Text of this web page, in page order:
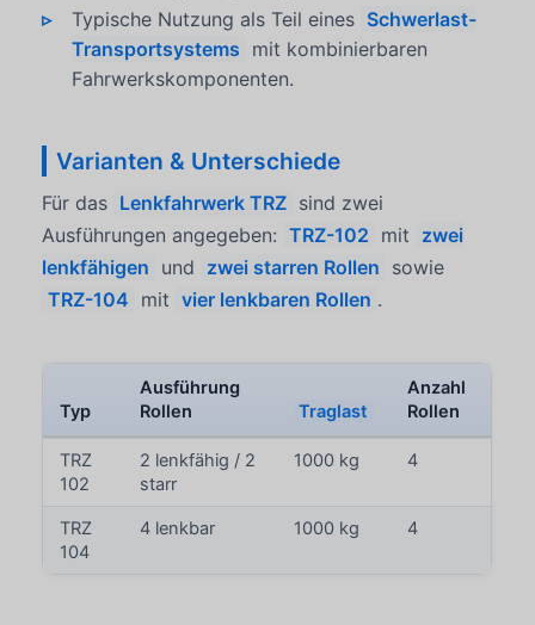
Typische Nutzung als Teil eines Schwerlast-
Transportsystems mit kombinierbaren
Fahrwerkskomponenten.
Varianten & Unterschiede
Für das Lenkfahrwerk TRZ sind zwei
Ausführungen angegeben: TRZ-102 mit zwei
lenkfähigen und zwei starren Rollen sowie
TRZ-104 mit vier lenkbaren Rollen .
Typ
Ausführung
Rollen
Traglast
Anzahl
Rollen
TRZ
102
2 lenkfähig / 2
starr
1000 kg 4
TRZ
104
4 lenkbar 1000 kg 4